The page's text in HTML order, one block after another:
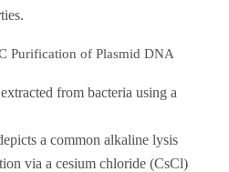
Purification of Plasmid DNA
from bacteria using a
a common alkaline lysis
via a cesium chloride (CsCl)